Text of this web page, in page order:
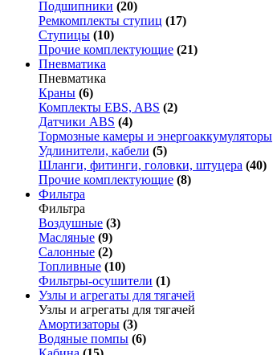
Подшипники (20)
Ремкомплекты ступиц (17)
Ступицы (10)
Прочие комплектующие (21)
Пневматика
Пневматика
Краны (6)
Комплекты EBS, ABS (2)
Датчики ABS (4)
Тормозные камеры и энергоаккумуляторы
Удлинители, кабели (5)
Шланги, фитинги, головки, штуцера (40)
Прочие комплектующие (8)
Фильтра
Фильтра
Воздушные (3)
Масляные (9)
Салонные (2)
Топливные (10)
Фильтры-осушители (1)
Узлы и агрегаты для тягачей
Узлы и агрегаты для тягачей
Амортизаторы (3)
Водяные помпы (6)